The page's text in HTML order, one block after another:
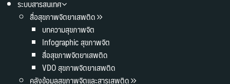
ระบบสารสนเทศ
สื่อสุขภาพจิตยาเสพติด
บทความสุขภาพจิต
Infographic สุขภาพจิต
สื่อสุขภาพจิตยาเสพติด
VDO สุขภาพจิตยาเสพติด
คลังข้อมูลสุขภาพจิตและสารเสพติด